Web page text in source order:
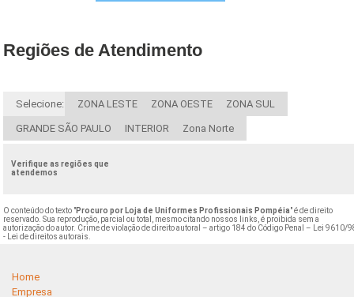
Regiões de Atendimento
Selecione: ZONA LESTE ZONA OESTE ZONA SUL
GRANDE SÃO PAULO INTERIOR Zona Norte
Verifique as regiões que
atendemos
O conteúdo do texto "Procuro por Loja de Uniformes Profissionais Pompéia" é de direito
reservado. Sua reprodução, parcial ou total, mesmo citando nossos links, é proibida sem a
autorização do autor. Crime de violação de direito autoral – artigo 184 do Código Penal –
Lei 9610/
- Lei de direitos autorais
Home
Empresa